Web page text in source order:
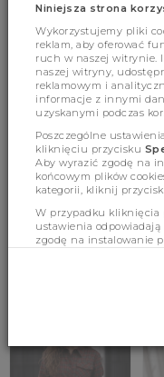
Cechy produktu
Wymiary
Niniejsza strona
Wykorzystujemy pliki
reklam, aby oferować
ruch w naszej witrynie.
naszej witryny,
reklamowym i
informacje z innymi
uzyskanymi podczas
Poszczególne
kliknięciu przycisku
Aby wyrazić zgodę na
końcowym plików
kategorii, kliknij przycisk
W przypadku kliknięcia
ustawienia
zgodę na instalowanie